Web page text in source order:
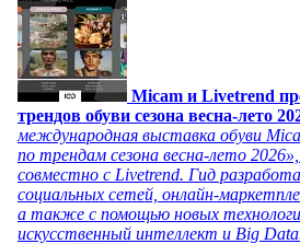
Micam и Livetrend
трендов обуви сезона весна-лето
международная выставка обуви
по трендам сезона весна-лето
совместно с Livetrend. Гид
социальных сетей, онлайн-
а также с помощью новых
искусственный интеллект и Big